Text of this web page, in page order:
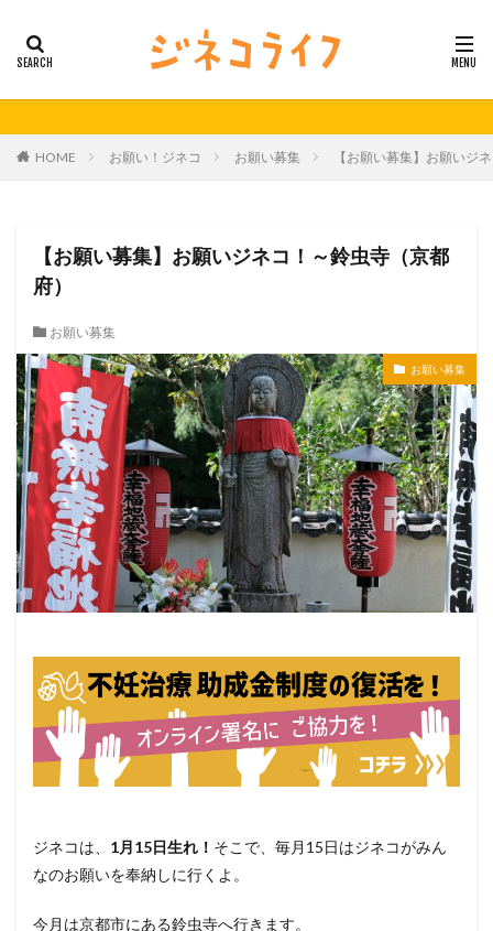
HOME お願い！ジネコ お願い募集 【お願い募集】お願いジ
【お願い募集】お願いジネコ！～鈴虫寺（京都
府）
お願い募集
お願い募集
ジネコは、 1月15日生れ！ そこで、毎月15日はジネコがみん
なのお願いを奉納しに行くよ。
今月は京都市にある鈴虫寺へ行きます。
男性不妊